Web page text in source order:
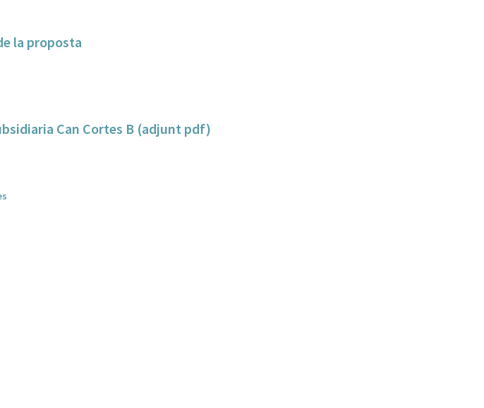
la proposta
Can Cortes B (adjunt pdf)